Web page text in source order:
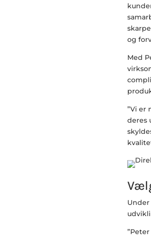
og
Med
”Vi er
deres